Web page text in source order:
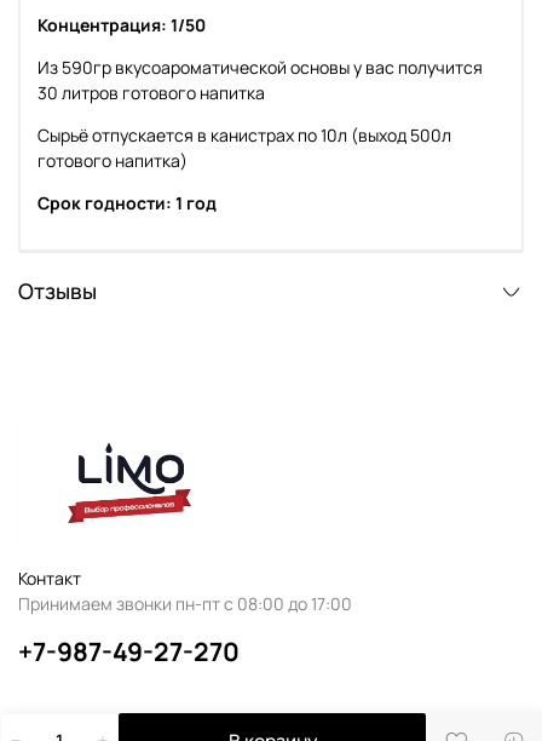
Концентрация: 1/50
Из 590гр вкусоароматической основы у вас получится
30 литров готового напитка
Сырьё отпускается в канистрах по 10л (выход 500л
готового напитка)
Срок годности: 1 год
Отзывы
Контакт
Принимаем звонки пн-пт с 08:00 до 17:00
+7-987-49-27-270